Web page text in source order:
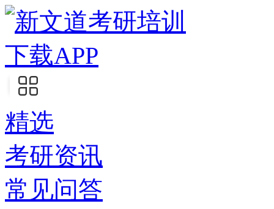
下载APP
精选
考研资讯
常见问答